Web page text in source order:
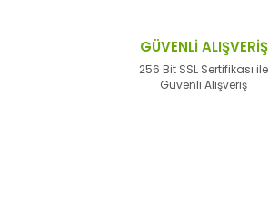
GÜVENLİ ALIŞVERİŞ
256 Bit SSL Sertifikası ile
Güvenli Alışveriş